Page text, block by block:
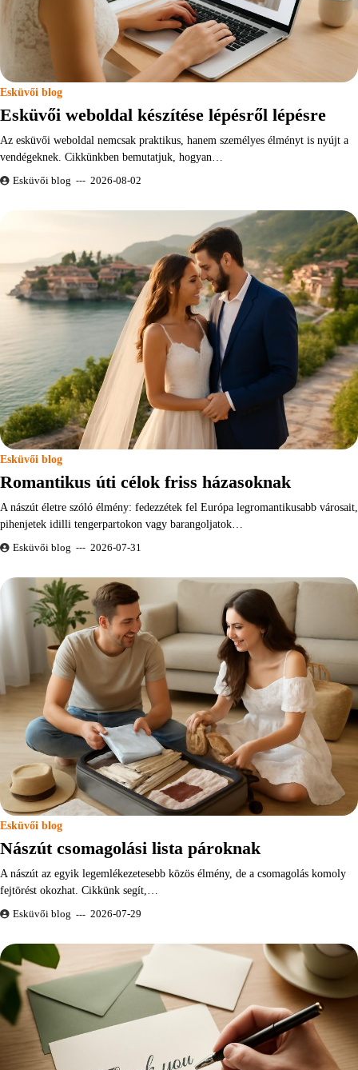
Esküvői blog
Esküvői weboldal készítése lépésről lépésre
Az esküvői weboldal nemcsak praktikus, hanem személyes élményt is nyújt a
vendégeknek. Cikkünkben bemutatjuk, hogyan…
Esküvői blog 2026-08-02
Esküvői blog
Romantikus úti célok friss házasoknak
A nászút életre szóló élmény: fedezzétek fel Európa legromantikusabb városait,
pihenjetek idilli tengerpartokon vagy barangoljatok…
Esküvői blog 2026-07-31
Esküvői blog
Nászút csomagolási lista pároknak
A nászút az egyik legemlékezetesebb közös élmény, de a csomagolás komoly
fejtörést okozhat. Cikkünk segít,…
Esküvői blog 2026-07-29